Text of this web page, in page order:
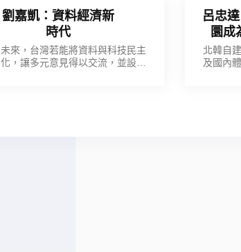
劉嘉凱：資料經濟新
時代
未來，台灣若能將資料與科技民主
化，讓多元意見得以交流，並設法
呂忠
圜成
北韓自
及國內